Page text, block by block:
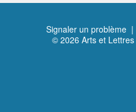
Signaler un problème |
© 2026 Arts et Lettres